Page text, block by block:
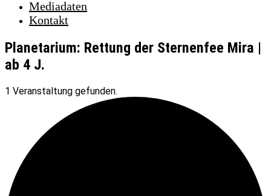
Mediadaten
Kontakt
Planetarium: Rettung der Sternenfee Mira |
ab 4 J.
1 Veranstaltung gefunden.